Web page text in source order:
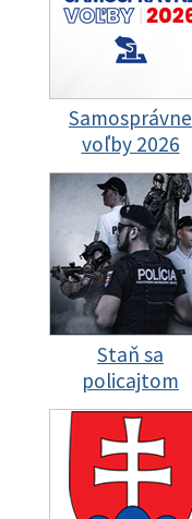
Samosprávne
voľby 2026
Staň sa
policajtom